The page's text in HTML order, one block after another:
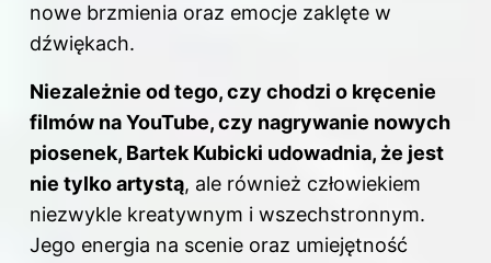
nowe brzmienia oraz emocje zaklęte w
dźwiękach.
Niezależnie od tego, czy chodzi o kręcenie
filmów na YouTube, czy nagrywanie nowych
piosenek, Bartek Kubicki udowadnia, że jest
nie tylko artystą, ale również człowiekiem
niezwykle kreatywnym i wszechstronnym.
Jego energia na scenie oraz umiejętność